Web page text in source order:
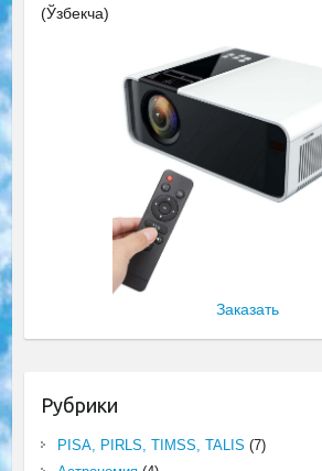
(Ўзбекча)
Заказать
Рубрики
PISA, PIRLS, TIMSS, TALIS (7)